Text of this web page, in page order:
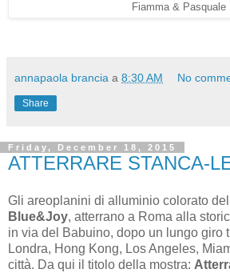
Fiamma & Pasquale
annapaola brancia a 8:30 AM No
Share
Friday, December 18, 2015
ATTERRARE STANCA-
Gli areoplanini di alluminio colorato
Blue&Joy, atterrano a Roma alla
in via del Babuino, dopo un lungo giro
Londra, Hong Kong, Los Angeles,
città. Da qui il titolo della mostra: